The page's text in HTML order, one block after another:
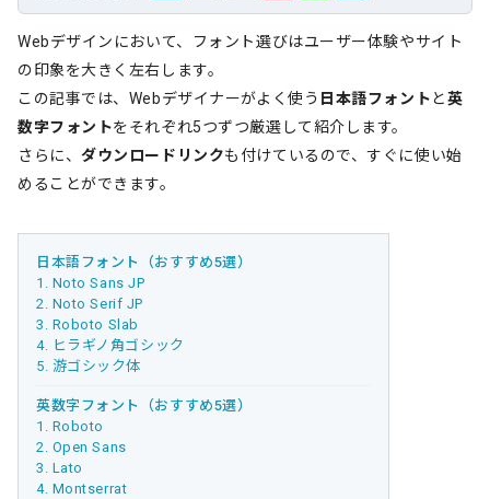
Hate
na
Thre
ads
保
存
Link
edIn
Webデザインにおいて、フォント選びはユーザー体験やサイト
の印象を大きく左右します。
この記事では、Webデザイナーがよく使う 日本語フォントと英
数字フォントをそれぞれ5つずつ厳選して紹介します。
さらに、ダウンロードリンクも付けているので、すぐに使い始
めることができます。
日本語フォント（おすすめ5選）
1. Noto Sans JP
2. Noto Serif JP
3. Roboto Slab
4. ヒラギノ角ゴシック
5. 游ゴシック体
英数字フォント（おすすめ5選）
1. Roboto
2. Open Sans
3. Lato
4. Montserrat